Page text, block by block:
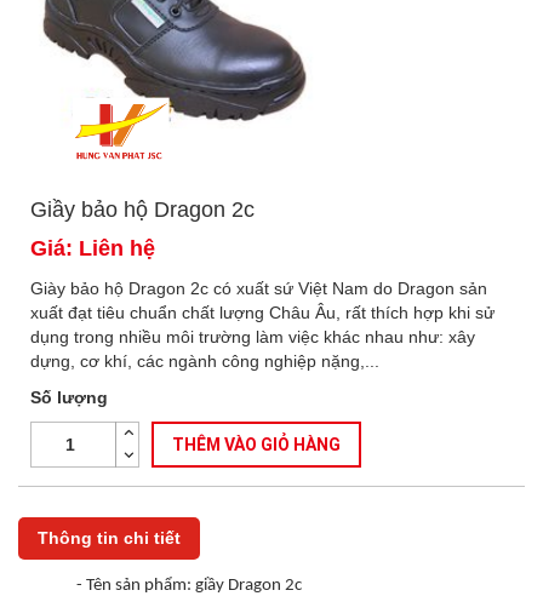
Giầy bảo hộ Dragon 2c
Giá: Liên hệ
Giày bảo hộ Dragon 2c có xuất sứ Việt Nam do Dragon sản
xuất đạt tiêu chuẩn chất lượng Châu Âu, rất thích hợp khi sử
dụng trong nhiều môi trường làm việc khác nhau như: xây
dựng, cơ khí, các ngành công nghiệp nặng,...
Số lượng
THÊM VÀO GIỎ HÀNG
Thông tin chi tiết
- Tên sản phẩm: giầy Dragon 2c